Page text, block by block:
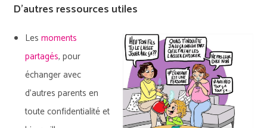
D’autres ressources utiles
Lesmoments
partagés, pour
échanger avec
d’autres parents en
toute confidentialité et